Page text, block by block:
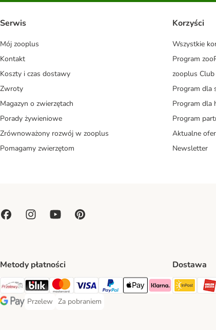
Serwis
Mój zooplus
Kontakt
Koszty i czas dostawy
Zwroty
Magazyn o zwierzętach
Porady żywieniowe
Zrównoważony rozwój w zooplus
Pomagamy zwierzętom
Korzyści
Wszystkie
Program
zooplus Club
Program dla
Program dla
Program
Aktualne
Newsletter
Metody płatności
Przelewy24 Payment Method
Blik Payment Method
MasterCard Payment Method
Visa Payment Method
PayPal Payment Method
Apple Pay Payment Method
Klarna Payment
Google Pay Payment Method
Przelew
Przelew Payment Method
Za pobraniem
Za pobraniem Payment Method
Dostawa